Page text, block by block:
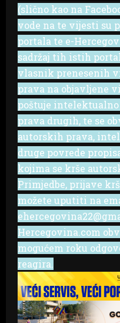
(slično kao na
vode na te vijesti su
portala te e-
sadržaj tih istih
vlasnik prenesenih
prava na objavljene
poštuje
prava drugih, te se
autorskih prava,
druge povrede
kojima se krše
Primjedbe, prijave
možete uputiti na
Hercegovina.com
mogućem roku
reagira.